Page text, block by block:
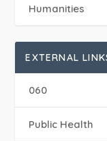
Humanities
EXTERNAL
060
Public Health